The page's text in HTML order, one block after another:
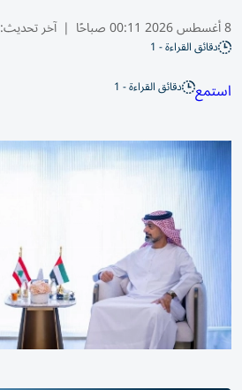
8 أغسطس 2026 00:11 صباحًا | آخر تحديث:
دقائق القراءة - 1
استمع دقائق القراءة - 1